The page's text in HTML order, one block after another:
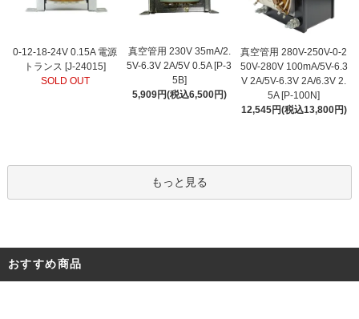
0-12-18-24V 0.15A 電源
トランス [J-24015]
SOLD OUT
真空管用 230V 35mA/2.
5V-6.3V 2A/5V 0.5A [P-3
5B]
5,909円(税込6,500円)
真空管用 280V-250V-0-2
50V-280V 100mA/5V-6.3
V 2A/5V-6.3V 2A/6.3V 2.
5A [P-100N]
12,545円(税込13,800円)
もっと見る
おすすめ商品